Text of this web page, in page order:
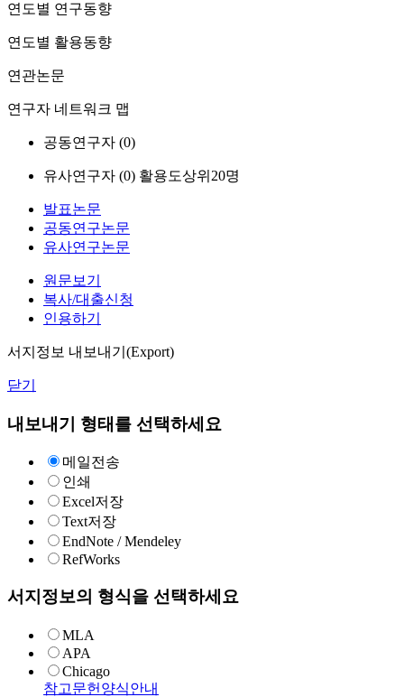
연도별 연구동향
연도별 활용동향
연관논문
연구자 네트워크 맵
공동연구자 (0)
유사연구자 (0) 활용도상위20명
발표논문
공동연구논문
유사연구논문
원문보기
복사/대출신청
인용하기
서지정보 내보내기(Export)
닫기
내보내기 형태를 선택하세요
메일전송
인쇄
Excel저장
Text저장
EndNote / Mendeley
RefWorks
서지정보의 형식을 선택하세요
MLA
APA
Chicago
참고문헌양식안내